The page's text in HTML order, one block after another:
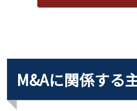
M&Aに関係する